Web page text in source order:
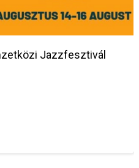
Jazzfesztivál